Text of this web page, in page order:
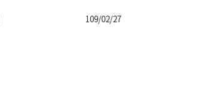
109/02/27